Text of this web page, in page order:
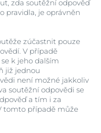
zda soutěžní odpověď
pravidla, je oprávněn
zúčastnit pouze
V případě
k jeho dalším
již jednou
není možné jakkoliv
soutěžní odpovědi se
a tím i za
tomto případě může